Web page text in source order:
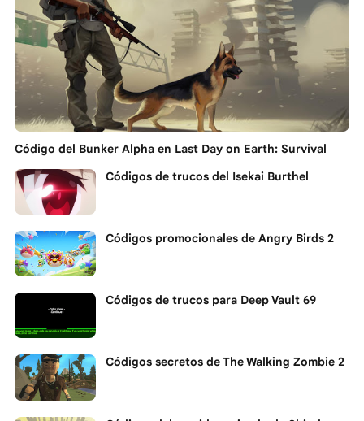
Código del Bunker Alpha en Last Day on Earth: Survival
Códigos de trucos del Isekai Burthel
Códigos promocionales de Angry Birds 2
Códigos de trucos para Deep Vault 69
Códigos secretos de The Walking Zombie 2